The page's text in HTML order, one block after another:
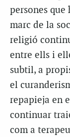
persones
marc de la
religió
entre ells i
subtil, a
el
repapieja en
continuar
com a